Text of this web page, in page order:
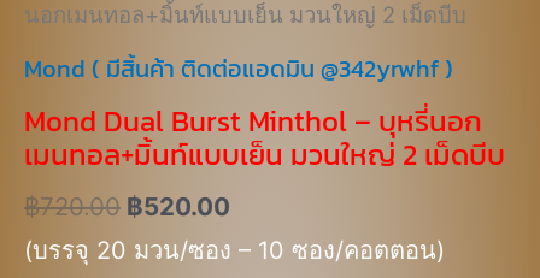
นอกเมนทอล+มิ้นท์แบบเย็น มวนใหญ่ 2 เม็ดบีบ
Mond ( มีสิ้นค้า ติดต่อแอดมิน @342yrwhf )
Mond Dual Burst Minthol – บุหรี่นอก
เมนทอล+มิ้นท์แบบเย็น มวนใหญ่ 2 เม็ดบีบ
฿720.00 ฿520.00
(บรรจุ 20 มวน/ซอง – 10 ซอง/คอตตอน)